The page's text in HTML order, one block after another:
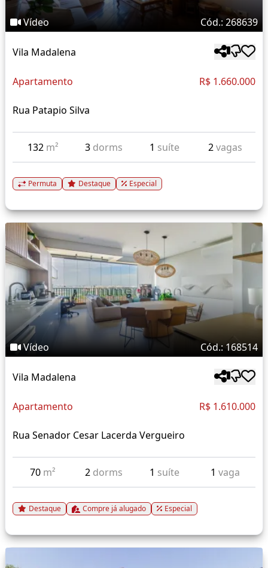
Vídeo Cód.: 268639
Vila Madalena
Apartamento R$ 1.660.000
Rua Patapio Silva
132 m² 3 dorms 1 suíte 2vagas
Permuta Destaque Especial
Vídeo Cód.: 168514
Vila Madalena
Apartamento R$ 1.610.000
Rua Senador Cesar Lacerda Vergueiro
70 m² 2 dorms 1 suíte 1 vaga
Destaque Compre já alugado Especial